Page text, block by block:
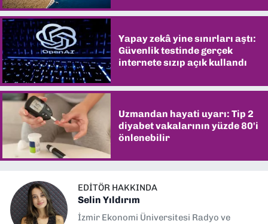
Yapay zekâ yine sınırları aştı:
Güvenlik testinde gerçek
internete sızıp açık kullandı
Uzmandan hayati uyarı: Tip 2
diyabet vakalarının yüzde 80'i
önlenebilir
EDITÖR HAKKINDA
Selin Yıldırım
İzmir Ekonomi Üniversitesi Radyo ve